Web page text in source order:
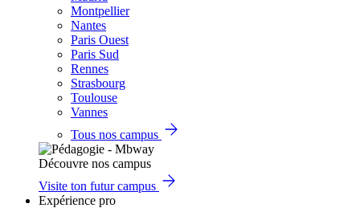
Montpellier
Nantes
Paris Ouest
Paris Sud
Rennes
Strasbourg
Toulouse
Vannes
Tous nos campus
Découvre nos campus
Visite ton futur campus
Expérience pro